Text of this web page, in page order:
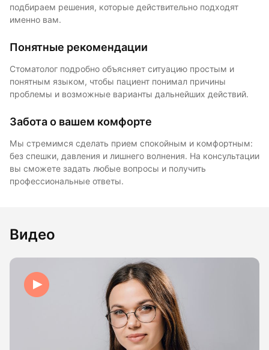
подбираем решения, которые действительно подходят
именно вам.
Понятные рекомендации
Стоматолог подробно объясняет ситуацию простым и
понятным языком, чтобы пациент понимал причины
проблемы и возможные варианты дальнейших действий.
Забота о вашем комфорте
Мы стремимся сделать прием спокойным и комфортным:
без спешки, давления и лишнего волнения. На консультации
вы сможете задать любые вопросы и получить
профессиональные ответы.
Видео